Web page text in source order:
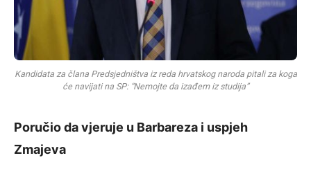
Kandidata za člana Predsjedništva iz reda hrvatskog naroda pitali za koga
će navijati na SP: “Nemojte da izađem iz studija”
Poručio da vjeruje u Barbareza i uspjeh
Zmajeva